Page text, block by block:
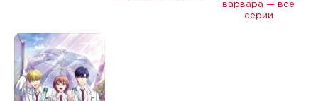
варвара — все
серии